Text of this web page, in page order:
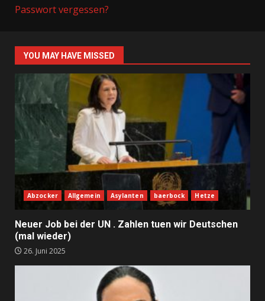
Passwort vergessen?
YOU MAY HAVE MISSED
Abzocker Allgemein Asylanten baerbock Hetze
Neuer Job bei der UN . Zahlen tuen wir Deutschen
(mal wieder)
26. Juni 2025